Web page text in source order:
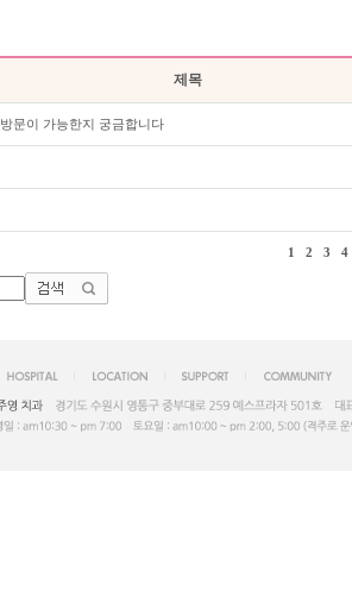
제목
문이 가능한지 궁금합니다
1 2 3 4